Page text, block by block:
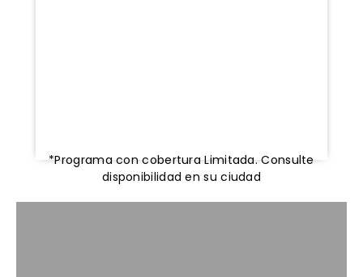
*Programa con cobertura Limitada. Consulte
disponibilidad en su ciudad